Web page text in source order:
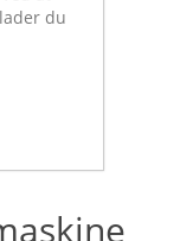
du